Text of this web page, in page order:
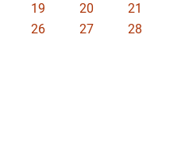
19 20
21
26 27
28